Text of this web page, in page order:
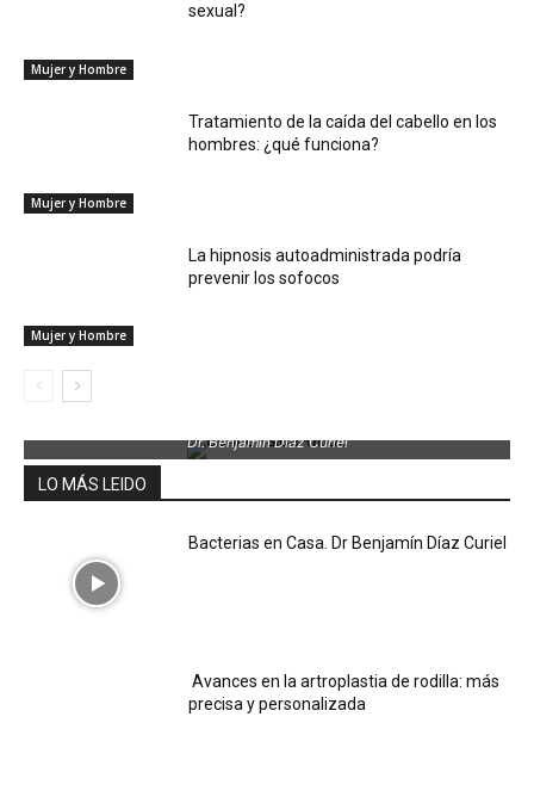
Mujer y Hombre
sexual?
Mujer y Hombre
Tratamiento de la caída del cabello en los
hombres: ¿qué funciona?
Mujer y Hombre
La hipnosis autoadministrada podría
prevenir los sofocos
Dr. Benjamin Díaz Curiel
LO MÁS LEIDO
Bacterias en Casa. Dr Benjamín Díaz Curiel
Avances en la artroplastia de rodilla: más
precisa y personalizada